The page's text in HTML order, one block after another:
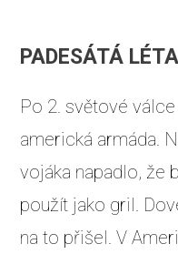
PADESÁTÁ LÉTA
Po 2. světové
americká armáda.
vojáka napadlo, že
použít jako gril.
na to přišel. V